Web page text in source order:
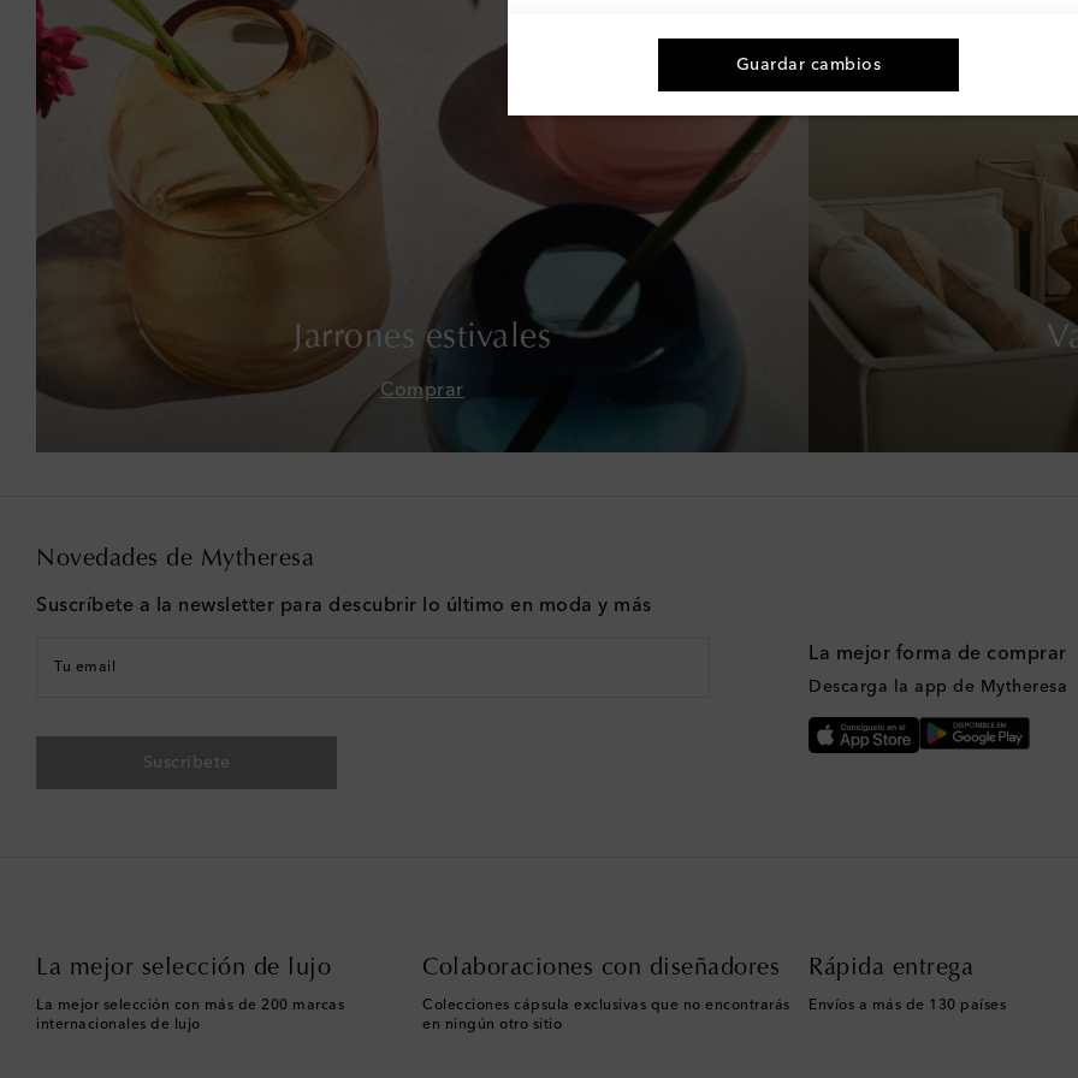
Jarrones estivales
Comprar
Novedades de Mytheresa
Suscríbete a la newsletter para descubrir lo último en moda y más
Tu email
Suscríbete
La mejor forma de comprar
Descarga la app de Mytheresa
La mejor selección de lujo
La mejor selección con más de 200 marcas
internacionales de lujo
Colaboraciones con diseñadores
Colecciones cápsula exclusivas que no encontrarás
en ningún otro sitio
Rápida entrega
Envíos a más de 130 países
Guardar cambios